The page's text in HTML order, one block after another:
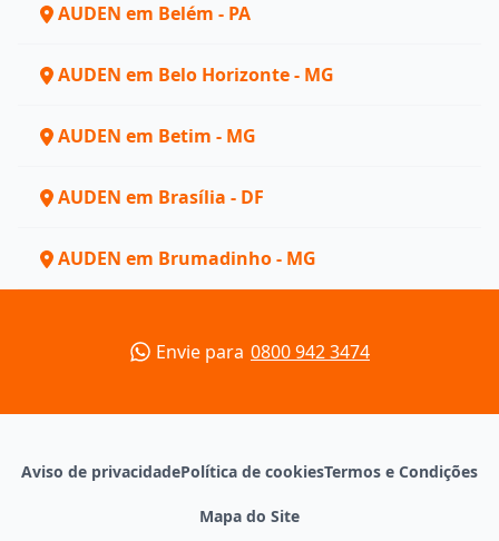
AUDEN em Belém - PA
AUDEN em Belo Horizonte - MG
AUDEN em Betim - MG
AUDEN em Brasília - DF
AUDEN em Brumadinho - MG
Envie para 0800 942 3474
Aviso de privacidadePolítica de cookiesTermos e Condições
Mapa do Site